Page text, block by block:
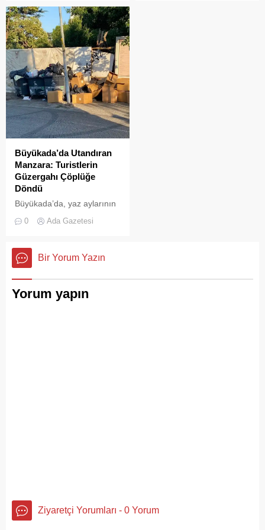
şölenlerinden biri yaşandı.
Büyükada’da Utandıran
Manzara: Turistlerin
Güzergahı Çöplüğe
Döndü
Büyükada’da, yaz aylarının
ziyaretçi yoğunluğu, temizlik
hizmetlerindeki aksaklıkları
bir kez daha gözler önüne
0 Ada Gazetesi
Bir Yorum Yazın
Yorum yapın
Ziyaretçi Yorumları - 0 Yorum